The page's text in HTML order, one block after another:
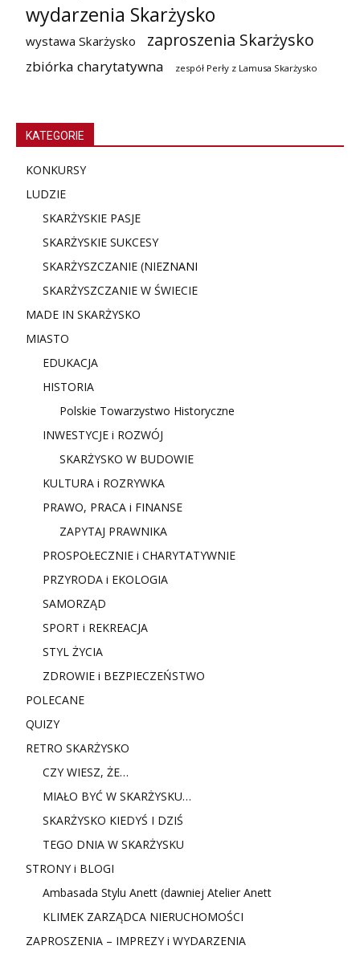
wydarzenia Skarżysko
wystawa Skarżysko zaproszenia Skarżysko
zbiórka charytatywna zespół Perły z Lamusa Skarżysko
KATEGORIE
KONKURSY
LUDZIE
SKARŻYSKIE PASJE
SKARŻYSKIE SUKCESY
SKARŻYSZCZANIE (NIEZNANI
SKARŻYSZCZANIE W ŚWIECIE
MADE IN SKARŻYSKO
MIASTO
EDUKACJA
HISTORIA
Polskie Towarzystwo Historyczne
INWESTYCJE i ROZWÓJ
SKARŻYSKO W BUDOWIE
KULTURA i ROZRYWKA
PRAWO, PRACA i FINANSE
ZAPYTAJ PRAWNIKA
PROSPOŁECZNIE i CHARYTATYWNIE
PRZYRODA i EKOLOGIA
SAMORZĄD
SPORT i REKREACJA
STYL ŻYCIA
ZDROWIE i BEZPIECZEŃSTWO
POLECANE
QUIZY
RETRO SKARŻYSKO
CZY WIESZ, ŻE…
MIAŁO BYĆ W SKARŻYSKU…
SKARŻYSKO KIEDYŚ I DZIŚ
TEGO DNIA W SKARŻYSKU
STRONY i BLOGI
Ambasada Stylu Anett (dawniej Atelier Anett
KLIMEK ZARZĄDCA NIERUCHOMOŚCI
ZAPROSZENIA – IMPREZY i WYDARZENIA